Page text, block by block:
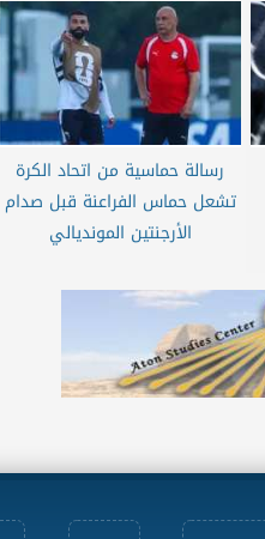
رسالة حماسية من اتحاد الكرة
تشعل حماس الفراعنة قبل صدام
الأرجنتين المونديالي